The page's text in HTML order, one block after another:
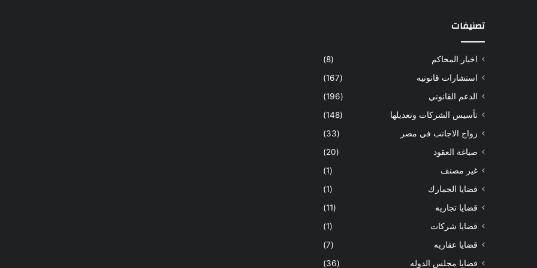
تصنيفات
اخبار المحاكم
(8)
استشارات قانونيه
(167)
الدعم القانوني
(196)
تأسيس الشركات وتعديلها
(148)
زواج الاجانب في مصر
(33)
صياغة العقود
(20)
غير مصنف
(1)
قضايا الجمارك
(1)
قضايا تجاريه
(11)
قضايا شركات
(1)
قضايا عقاريه
(7)
قضايا مجلس الدوله
(36)